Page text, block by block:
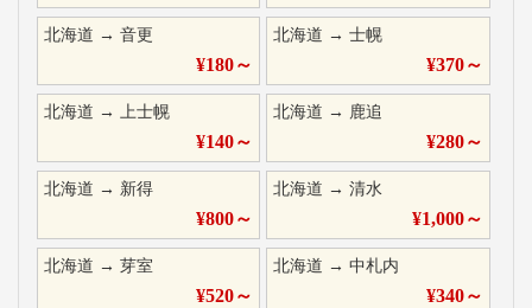
北海道 → 音更
¥180～
北海道 →士幌
¥370～
北海道 → 上士幌
¥140～
北海道 → 鹿追
¥280～
北海道 → 新得
¥800～
北海道 →清水
¥1,000～
北海道 → 芽室
¥520～
北海道 →中札内
¥340～